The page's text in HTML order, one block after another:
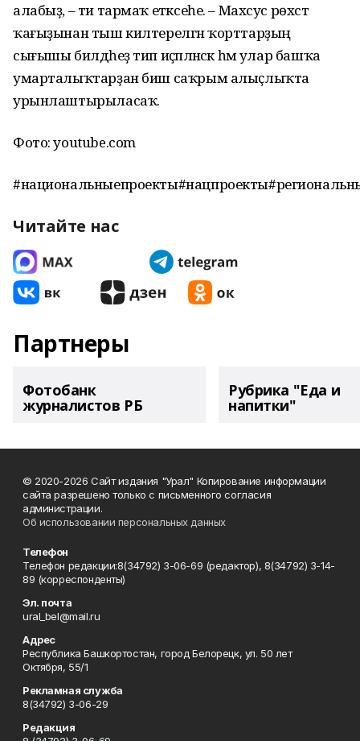
алабыҙ, – ти тармаҡ етәксеһе. – Махсус рөхсәт
ҡағыҙынан тыш килтерелгән ҡорттарҙың
сығышы билдәһеҙ тип иҫәпләнәсәк һәм улар башҡа
умарталыҡтарҙан биш саҡрым алыҫлыҡта
урынлаштырыласаҡ.
Фото: youtube.com
Читайте нас
Партнеры
Фотобанк
журналистов РБ
Рубрика "Еда и
напитки"
© 2020-2026 Сайт издания "Урал" Копирование информации
сайта разрешено только с письменного согласия
администрации.
Об использовании персональных данных
Телефон
Телефон редакции:8(34792) 3-06-69 (редактор), 8(34792) 3-14-
89 (корреспонденты)
Эл. почта
ural_bel@mail.ru
Адрес
Республика Башкортостан, город Белорецк, ул. 50 лет
Октября, 55/1
Рекламная служба
8(34792) 3-06-29
Редакция